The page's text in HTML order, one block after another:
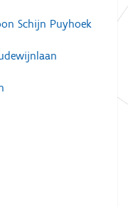
Schijn Puyhoek